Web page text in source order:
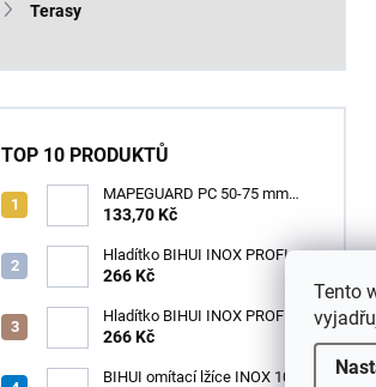
Tento
Terasy
TOP 10 PRODUKTŮ
MAPEGUARD PC 50-75 mm
(1box=25ks) /1ks
133,70 Kč
Hladítko BIHUI INOX PROFI
280 x 120 mm zub 12mm -
266 Kč
Hladítko BIHUI INOX PROFI
280 x 120 mm zub 3,2mm -
266 Kč
BIHUI omítací lžíce INOX 100